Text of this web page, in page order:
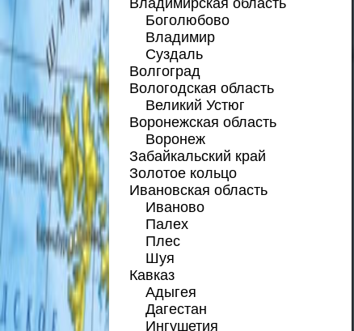
Владимирская область
Боголюбово
Владимир
Суздаль
Волгоград
Вологодская область
Великий Устюг
Воронежская область
Воронеж
Забайкальский край
Золотое кольцо
Ивановская область
Иваново
Палех
Плес
Шуя
Кавказ
Адыгея
Дагестан
Ингушетия